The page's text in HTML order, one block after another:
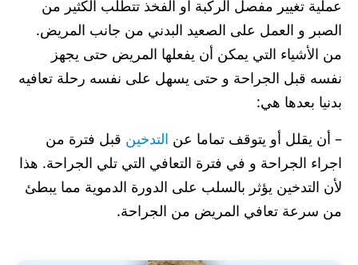
عملية تغيير مفصل الركبة او الفخذ تتطلب الكثير من
الصبر و العمل على الصعيد البدني من جانب المريض.
من الأشياء التي يمكن أن يفعلها المريض حتى يجهز
نفسه قبل الجراحة و حتى يسهل على نفسه رحلة تعافيه
بدنيا بعدها هي:
– أن يقلل أو يتوقف تماما عن التدخين قبل فترة من
اجراء الجراحة و في فترة التعافي التي تلي الجراحة. هذا
لأن التدخين يؤثر بالسلب على الدورة الدموية مما يبطئ
من سرعة تعافي المريض من الجراحة.